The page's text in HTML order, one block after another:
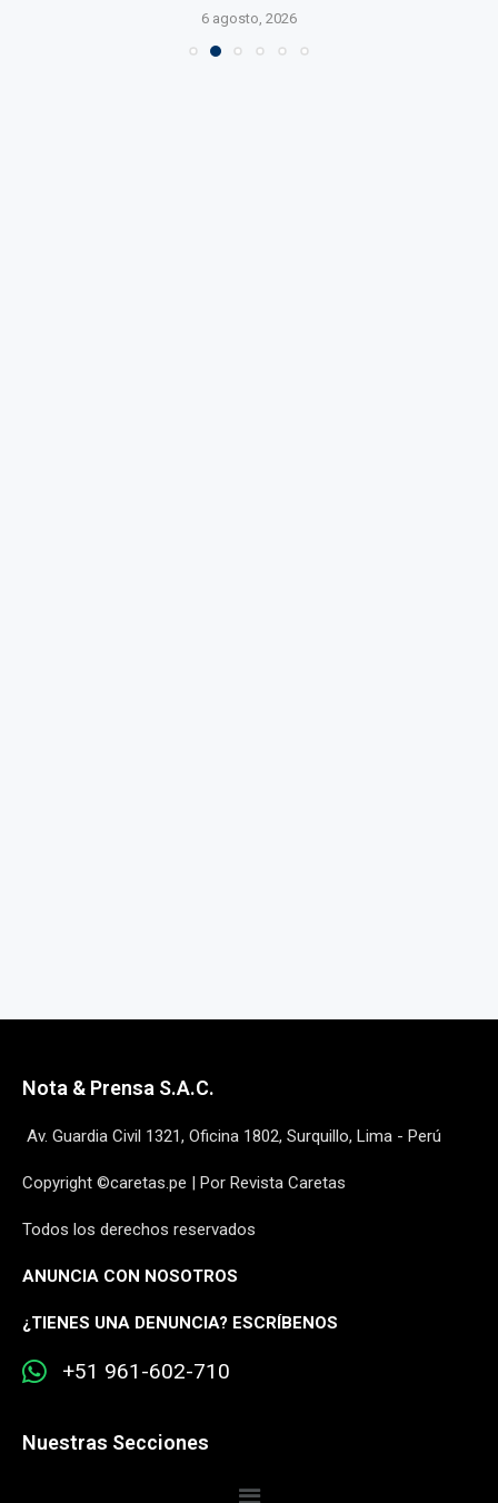
6 agosto, 2026
Nota & Prensa S.A.C.
Av. Guardia Civil 1321, Oficina 1802, Surquillo, Lima - Perú
Copyright ©caretas.pe | Por Revista Caretas
Todos los derechos reservados
ANUNCIA CON NOSOTROS
¿TIENES UNA DENUNCIA? ESCRÍBENOS
+51 961-602-710
Nuestras Secciones